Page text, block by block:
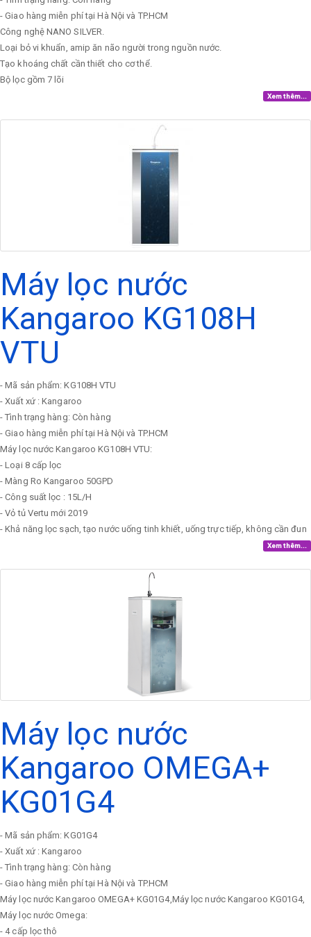
- Giao hàng miễn phí tại Hà Nội và TP.HCM
Công nghệ NANO SILVER.
Loại bỏ vi khuẩn, amip ăn não người trong nguồn nước.
Tạo khoáng chất cần thiết cho cơ thể.
Bộ lọc gồm 7 lõi
Xem thêm...
Máy lọc nước
Kangaroo KG108H
VTU
- Mã sản phẩm: KG108H VTU
- Xuất xứ : Kangaroo
- Tình trạng hàng: Còn hàng
- Giao hàng miễn phí tại Hà Nội và TP.HCM
Máy lọc nước Kangaroo KG108H VTU:
- Loại 8 cấp lọc
- Màng Ro Kangaroo 50GPD
- Công suất lọc : 15L/H
- Vỏ tủ Vertu mới 2019
- Khả năng lọc sạch, tạo nước uống tinh khiết, uống trực tiếp, không cần đun
Xem thêm...
Máy lọc nước
Kangaroo OMEGA+
KG01G4
- Mã sản phẩm: KG01G4
- Xuất xứ : Kangaroo
- Tình trạng hàng: Còn hàng
- Giao hàng miễn phí tại Hà Nội và TP.HCM
Máy lọc nước Kangaroo OMEGA+ KG01G4,Máy lọc nước Kangaroo KG01G4,
Máy lọc nước Omega:
- 4 cấp lọc thô